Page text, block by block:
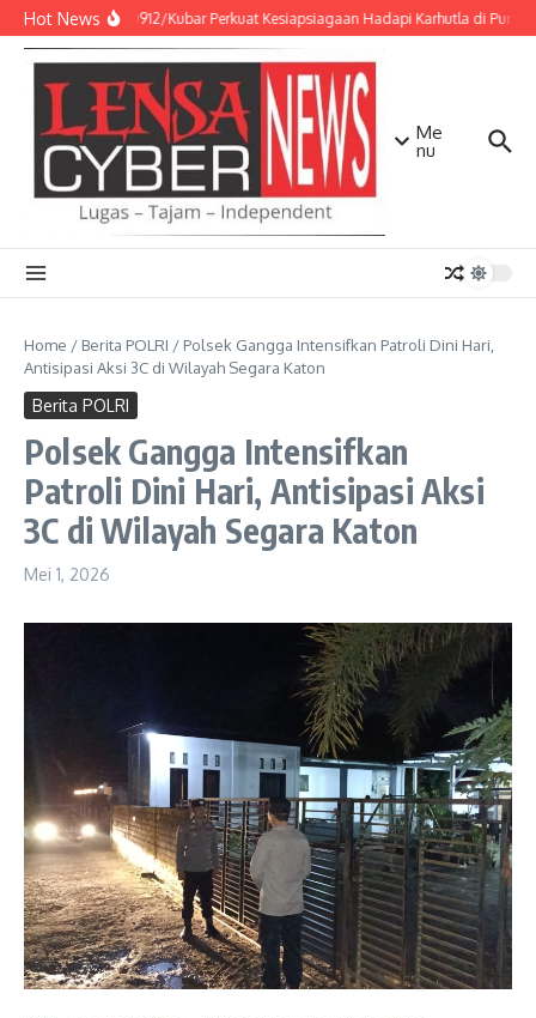
Lewati ke konten
Hot NewsKodim 0912/Kubar Perkuat Kesiapsiagaan Hadapi Karhutla di
Me
nu
Home / Berita POLRI / Polsek Gangga Intensifkan Patroli Dini Hari,
Antisipasi Aksi 3C di Wilayah Segara Katon
Berita POLRI
Polsek Gangga Intensifkan
Patroli Dini Hari, Antisipasi Aksi
3C di Wilayah Segara Katon
Mei 1, 2026